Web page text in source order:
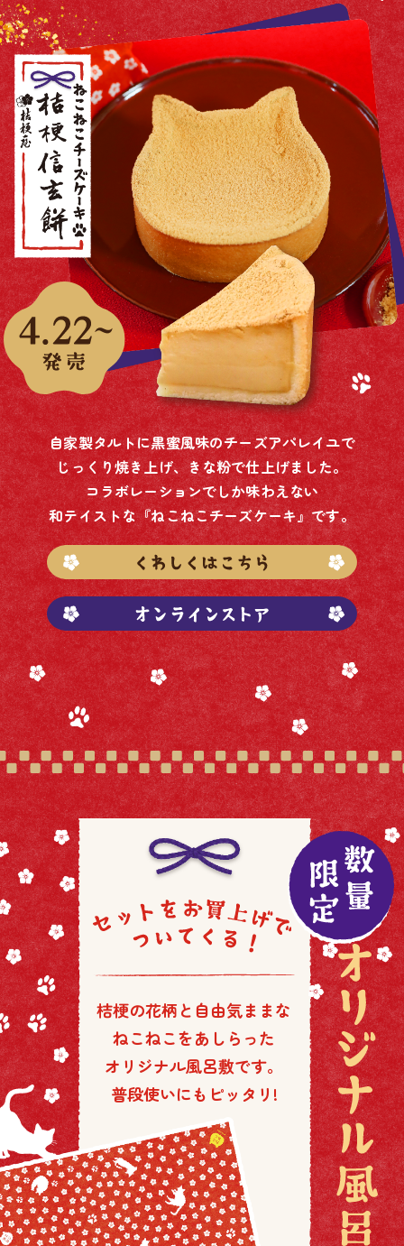
自家製タルトに黒蜜風味のチーズアパレイユで
じっくり焼き上げ、きな粉で仕上げました。
コラボレーションでしか味わえない
和テイストな『ねこねこチーズケーキ』です。
桔梗の花柄と自由気ままな
ねこねこをあしらった
オリジナル風呂敷です。
普段使いにもピッタリ!